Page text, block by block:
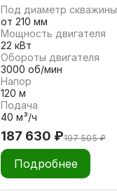
Под диаметр скважины
от 210 мм
Мощность двигателя
22 кВт
Обороты двигателя
3000 об/мин
Напор
120 м
Подача
40 м³/ч
187 630 ₽197 505 ₽
Подробнее